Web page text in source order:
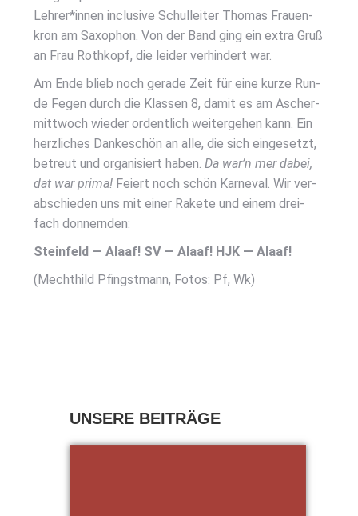
Lehrer*innen inclu­si­ve Schul­lei­ter Tho­mas Frau­en­
kron am Saxo­phon. Von der Band ging ein extra Gruß
an Frau Roth­kopf, die lei­der ver­hin­dert war.
Am Ende blieb noch gera­de Zeit für eine kur­ze Run­
de Fegen durch die Klas­sen 8, damit es am Ascher­
mitt­woch wie­der ordent­lich wei­ter­ge­hen kann. Ein
herz­li­ches Dan­ke­schön an alle, die sich ein­ge­setzt,
betreut und orga­ni­siert haben.Da war’n mer dabei,
dat war pri­ma! Fei­ert noch schön Kar­ne­val. Wir ver­
ab­schie­den uns mit einer Rake­te und einem drei­
fach don­nern­den:
Stein­feld — Alaaf! SV — Alaaf! HJK — Alaaf!
(Mecht­hild Pfingst­mann, Fotos: Pf, Wk)